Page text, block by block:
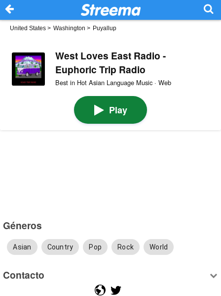
United States > Washington > Puyallup
West Loves East Radio -
Euphoric Trip Radio
Best in Hot Asian Language Music · Web
Play
Géneros
Asian Country Pop Rock World
Contacto